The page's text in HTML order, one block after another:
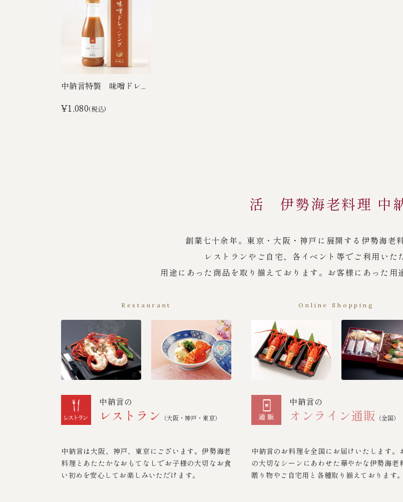
中納言特製 味噌ドレ...
¥1,080(税込)
活 伊勢海老料理 中
創業七十余年。東京・大阪・神戸に展開する伊勢海老
レストランやご自宅、各イベント等でご利用いた
用途にあった商品を取り揃えております。お客様にあった用
Restaurant
中納言の
レストラン （大阪・神戸・東京）
中納言は大阪、神戸、東京にございます。伊勢海老
料理とあたたかなおもてなしでお子様の大切なお食
い初めを安心してお楽しみいただけます。
Online Shopping
中納言の
オンライン通販 （全国）
中納言のお料理を全国にお届けいたします。
の大切なシーンにあわせた華やかな伊勢海老
贈り物やご自宅用と各種取り揃えております。